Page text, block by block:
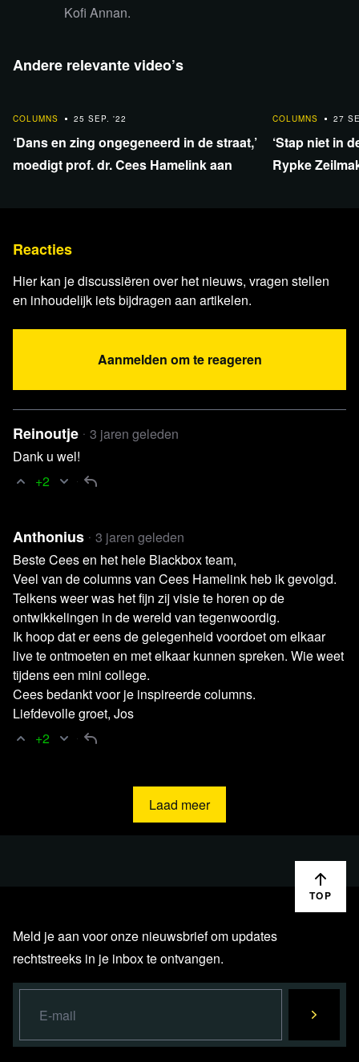
Kofi Annan.
Andere relevante video’s
COLUMNS
25 SEP. '22
‘Dans en zing ongegeneerd in de straat,’
moedigt prof. dr. Cees Hamelink aan
COLUMNS
27
‘Stap niet in
Rypke
Reacties
Hier kan je discussiëren over het nieuws, vragen stellen
en inhoudelijk iets bijdragen aan artikelen.
Aanmelden om te reageren
Reinoutje
3 jaren geleden
Dank u wel!
+2
Anthonius
3 jaren geleden
Beste Cees en het hele Blackbox team,
Veel van de columns van Cees Hamelink heb ik gevolgd.
Telkens weer was het fijn zij visie te horen op de
ontwikkelingen in de wereld van tegenwoordig.
Ik hoop dat er eens de gelegenheid voordoet om elkaar
live te ontmoeten en met elkaar kunnen spreken. Wie weet
tijdens een mini college.
Cees bedankt voor je inspireerde columns.
Liefdevolle groet, Jos
+2
Laad meer
TOP
Meld je aan voor onze nieuwsbrief om updates
rechtstreeks in je inbox te ontvangen.